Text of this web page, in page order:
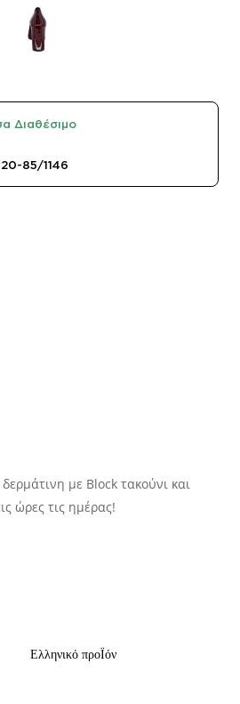
Διαθέσιμο
20-85/1146
με Block τακούνι και
ώρες τις ημέρας!
Ελληνικό προΪόν